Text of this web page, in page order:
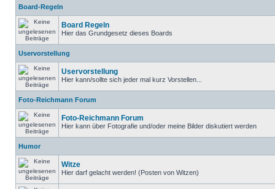
Board-Regeln
Board Regeln
Hier das Grundgesetz dieses Boards
Uservorstellung
Uservorstellung
Hier kann/sollte sich jeder mal kurz Vorstellen...
Foto-Reichmann Forum
Foto-Reichmann Forum
Hier kann über Fotografie und/oder meine Bilder diskutiert werden
Humor
Witze
Hier darf gelacht werden! (Posten von Witzen)